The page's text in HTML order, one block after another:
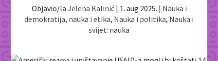
Objavio/la Jelena Kalinić| 1. aug 2025. | Nauka i
demokratija, nauka i etika, Nauka i politika, Nauka i
svijet: nauka